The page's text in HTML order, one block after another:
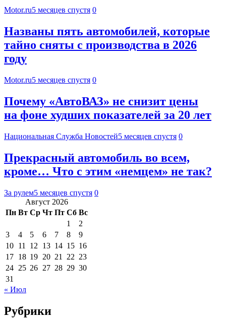
Motor.ru5 месяцев спустя 0
Названы пять автомобилей, которые
тайно сняты с производства в 2026
году
Motor.ru5 месяцев спустя 0
Почему «АвтоВАЗ» не снизит цены
на фоне худших показателей за 20 лет
Национальная Служба Новостей5 месяцев спустя 0
Прекрасный автомобиль во всем,
кроме… Что с этим «немцем» не так?
За рулем5 месяцев спустя 0
Август 2026
Пн Вт Ср Чт Пт Сб Вс
1
2
3
4 5 6 7 8
9
10 11 12 13 14 15 16
17 18 19 20 21 22 23
24 25 26 27 28 29 30
31
« Июл
Рубрики